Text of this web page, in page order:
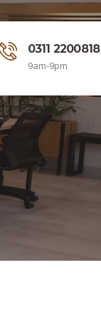
0311 2200818
9am-9pm